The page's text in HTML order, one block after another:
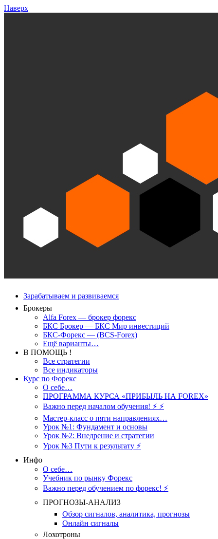
Наверх
Зарабатываем и развиваемся
Брокеры
Alfa Forex — брокер форекс
БКС Брокер — БКС Мир инвестиций
БКС-Форекс — (BCS-Forex)
Ещё варианты…
В ПОМОЩЬ !
Все стратегии
Все индикаторы
Курс по Форекс
О себе…
ПРОГРАММА КУРСА «ПРИБЫЛЬ НА FOREX»
Важно перед началом обучения! ⚡ ⚡
Мастер-класс о пяти направлениях…
Урок №1: Фундамент и основы
Урок №2: Внедрение и стратегии
Урок №3 Пути к результату ⚡️
Инфо
О себе…
Учебник по рынку Форекс
Важно перед обучением по форекс! ⚡
ПРОГНОЗЫ-АНАЛИЗ
Обзор сигналов, аналитика, прогнозы
Онлайн сигналы
Лохотроны